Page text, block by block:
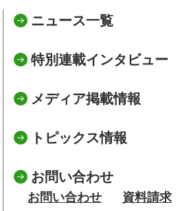
ニュース一覧
特別連載インタビュー
メディア掲載情報
トピックス情報
お問い合わせ
お問い合わせ 資料請求